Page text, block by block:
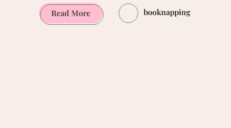
Read MoreDown
to
booknapping